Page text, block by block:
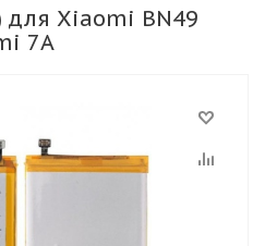
для Xiaomi BN49
7A